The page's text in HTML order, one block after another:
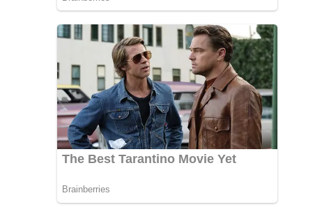
Luka
Psikologis
di
SMAN
01
Lumar
Fasilitasi
First
Aider
Pertama
pada
Luka
Psikologis)